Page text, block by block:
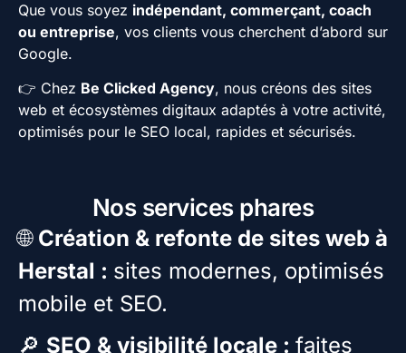
Que vous soyez indépendant, commerçant, coach
ou entreprise, vos clients vous cherchent d’abord sur
Google.
👉 Chez Be Clicked Agency, nous créons des sites
web et écosystèmes digitaux adaptés à votre activité,
optimisés pour le SEO local, rapides et sécurisés.
Nos services phares
🌐 Création & refonte de sites web à
Herstal : sites modernes, optimisés
mobile et SEO.
🔎 SEO & visibilité locale : faites